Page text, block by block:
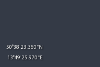
50°38'23.360"N
13°49'25.970"E